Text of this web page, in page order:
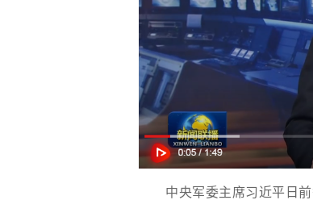
中央军委主席习近平日前